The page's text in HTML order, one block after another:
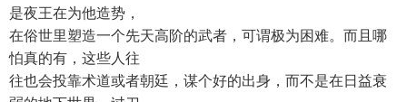
是夜王在为他造势，
在俗世里塑造一个先天高阶的武者，可谓极为困难。而且哪
怕真的有，这些人往
往也会投靠术道或者朝廷，谋个好的出身，而不是在日益衰